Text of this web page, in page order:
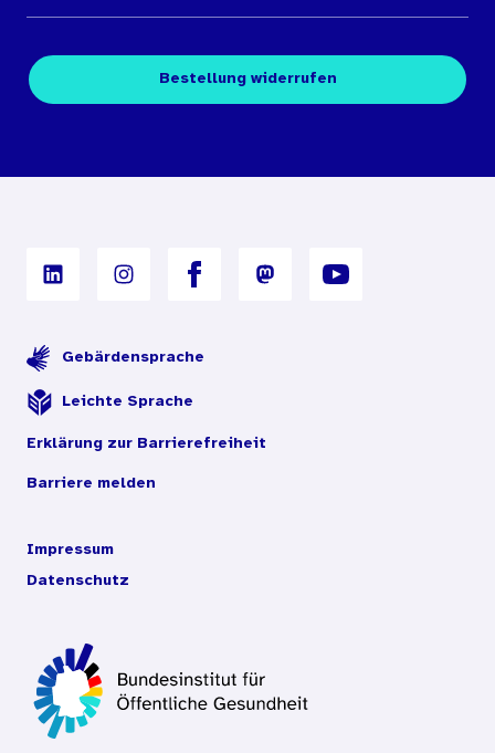
Medienübersichten
Kontakt
Fachpublikationen
Digitales Archiv
Bestellung widerrufen
Gebärdensprache
Leichte Sprache
Erklärung zur Barrierefreiheit
Barriere melden
Impressum
Datenschutz